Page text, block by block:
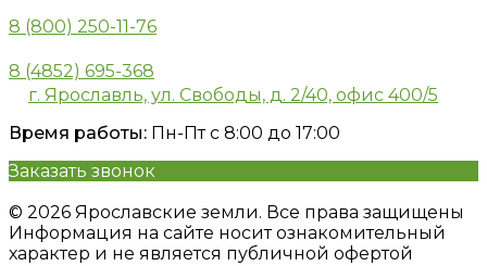
8 (800) 250-11-76
8 (4852) 695-368
г. Ярославль, ул. Свободы, д. 2/40, офис 400/5
Время работы: Пн-Пт с 8:00 до 17:00
Заказать звонок
© 2026 Ярославские земли. Все права защищены
Информация на сайте носит ознакомительный
характер и не является публичной офертой